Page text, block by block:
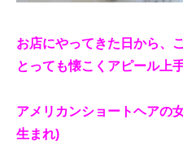
お店にやってきた日から、
とっても懐こくアピール上
アメリカンショートヘアの
生まれ)